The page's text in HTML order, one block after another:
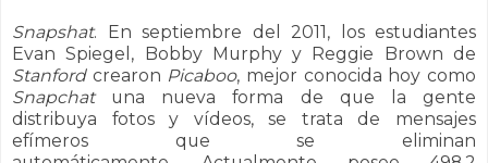
Snapshat. En septiembre del 2011, los estudiantes
Evan Spiegel, Bobby Murphy y Reggie Brown de
Stanfordcrearon Picaboo, mejor conocida hoy como
Snapchatuna nueva forma de que la gente
distribuya fotos y vídeos, se trata de mensajes
efímeros que se eliminan